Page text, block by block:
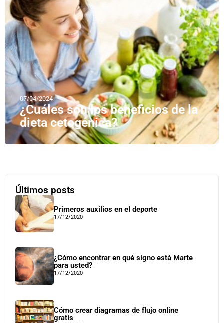
07/04/2024
¿Cuáles son los beneficios de la
dieta cetogénica?
Últimos posts
Primeros auxilios en el deporte
17/12/2020
¿Cómo encontrar en qué signo está Marte
para usted?
17/12/2020
Cómo crear diagramas de flujo online
gratis